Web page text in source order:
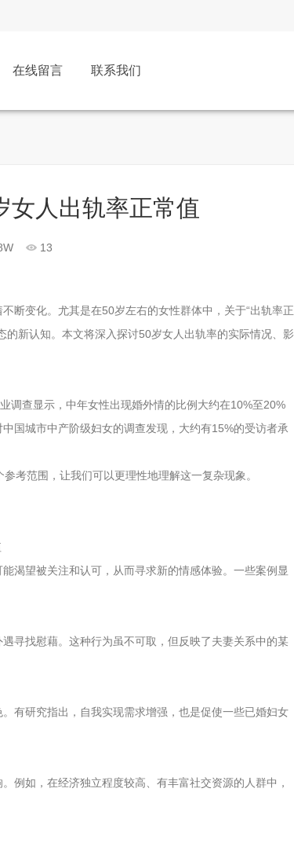
在线留言 联系我们
女人出轨率正常值
13
断变化。尤其是在50岁左右的女性群体中，关于“出轨率正
新认知。本文将深入探讨50岁女人出轨率的实际情况、影
调查显示，中年女性出现婚外情的比例大约在10%至20%
国城市中产阶级妇女的调查发现，大约有15%的受访者承
考范围，让我们可以更理性地理解这一复杂现象。
渴望被关注和认可，从而寻求新的情感体验。一些案例显
寻找慰藉。这种行为虽不可取，但反映了夫妻关系中的某
有研究指出，自我实现需求增强，也是促使一些已婚妇女
例如，在经济独立程度较高、有丰富社交资源的人群中，